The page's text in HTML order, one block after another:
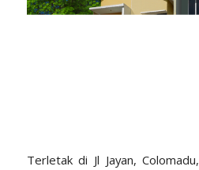
Terletak di Jl Jayan,